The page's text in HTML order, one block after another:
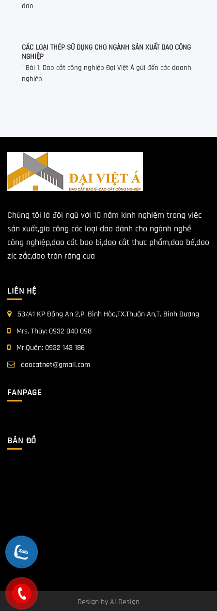
dao
CÁC LOẠI THÉP SỬ DỤNG CHO NGÀNH SẢN XUẤT DAO CÔNG
NGHIỆP
` Bài 1: Dao cắt công nghiệp Đại Việt Á gửi đến các doanh
nghiệp
Chúng tôi là đội ngũ với 10 năm kinh nghiệm trong việc
sản xuất,gia công các loại dao dành cho ngành nghề
công nghiệp,dao cắt bao bì,dao cắt thực phẩm,dao bế,dao
zíc zắc,dao tròn răng cưa
LIÊN HỆ
53/A1 KP Đồng An 2,P. Bình Hòa,TX.Thuận An,T. Bình Dương
Mrs. Thùy: 0932 040 098
Mr.Quân: 0932 143 186
daocatnet@gmail.com
FANPAGE
BẢN ĐỒ
Design by Ai Design